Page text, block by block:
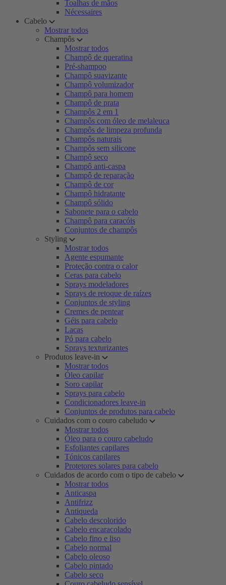
Toalhas de mãos
Nécessaires
Cabelo
Mostrar todos
Champôs
Mostrar todos
Champô de queratina
Pré-shampoo
Champô suavizante
Champô volumizador
Champô para homem
Champô de prata
Champôs 2 em 1
Champôs com óleo de melaleuca
Champôs de limpeza profunda
Champôs naturais
Champôs sem silicone
Champô seco
Champô anti-caspa
Champô de reparação
Champô de cor
Champô hidratante
Champô sólido
Sabonete para o cabelo
Champô para caracóis
Conjuntos de champôs
Styling
Mostrar todos
Agente espumante
Proteção contra o calor
Ceras para cabelo
Sprays modeladores
Sprays de retoque de raízes
Conjuntos de styling
Cremes de pentear
Géis para cabelo
Lacas
Pó para cabelo
Sprays texturizantes
Produtos leave-in
Mostrar todos
Óleo capilar
Soro capilar
Sprays para cabelo
Condicionadores leave-in
Conjuntos de produtos para cabelo
Cuidados com o couro cabeludo
Mostrar todos
Óleo para o couro cabeludo
Esfoliantes capilares
Tónicos capilares
Protetores solares para cabelo
Cuidados de acordo com o tipo de cabelo
Mostrar todos
Anticaspa
Antifrizz
Antiqueda
Cabelo descolorido
Cabelo encaracolado
Cabelo fino e liso
Cabelo normal
Cabelo oleoso
Cabelo pintado
Cabelo seco